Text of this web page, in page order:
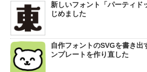
新しいフォント「パーティド
じめました
自作フォントのSVGを書き
ンプレートを作り直した